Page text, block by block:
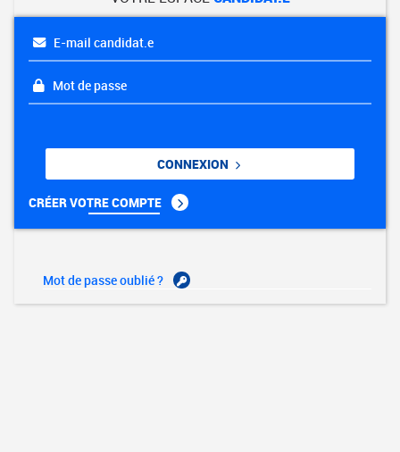
E-mail candidat.e
Mot de passe
CONNEXION
CRÉER VOTRE COMPTE
Mot de passe oublié ?